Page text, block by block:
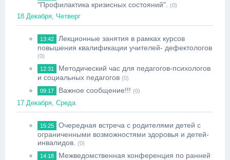
"Профилактика кризисных состояний".
(0)
18 Декабря, Четверг
13:42
Лекционные занятия в рамках курсов
повышения квалификации учителей- дефектологов
(0)
12:31
Методический час для педагогов-психологов
и социальных педагогов (0)
09:17 Важное сообщение!!! (0)
17 Декабря, Среда
15:25
Очередная встреча с родителями детей с
ограниченными возможностями здоровья и детей-
инвалидов.
(0)
14:18
Межведомственная конференция по ранней